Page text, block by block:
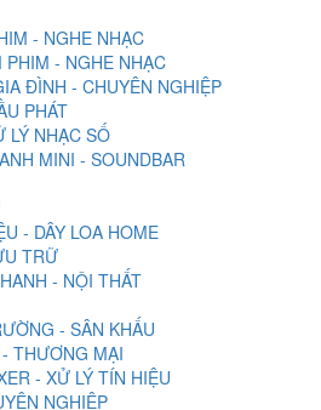
- NGHE NHẠC
PHIM - NGHE NHẠC
ĐÌNH - CHUYÊN NGHIỆP
PHÁT
LÝ NHẠC SỐ
MINI - SOUNDBAR
- DÂY LOA HOME
TRỮ
- NỘI THẤT
- SÂN KHẤU
THƯƠNG MẠI
- XỬ LÝ TÍN HIỆU
NGHIỆP